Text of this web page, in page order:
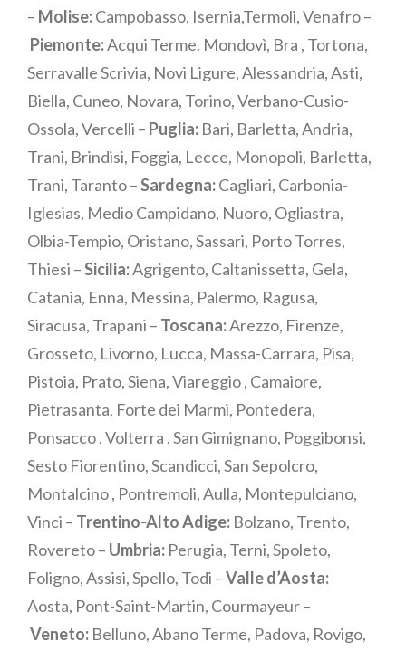
– Molise:Campobasso, Isernia,Termoli, Venafro –
Piemonte:Acqui Terme. Mondovì, Bra , Tortona,
Serravalle Scrivia, Novi Ligure, Alessandria, Asti,
Biella, Cuneo, Novara, Torino, Verbano-Cusio-
Ossola, Vercelli – Puglia: Bari, Barletta, Andria,
Trani, Brindisi, Foggia, Lecce, Monopoli, Barletta,
Trani, Taranto –Sardegna:Cagliari, Carbonia-
Iglesias, Medio Campidano, Nuoro, Ogliastra,
Olbia-Tempio, Oristano, Sassari, Porto Torres,
Thiesi –Sicilia:Agrigento, Caltanissetta, Gela,
Catania, Enna, Messina, Palermo, Ragusa,
Siracusa, Trapani – Toscana:Arezzo, Firenze,
Grosseto, Livorno, Lucca, Massa-Carrara, Pisa,
Pistoia, Prato, Siena, Viareggio , Camaiore,
Pietrasanta, Forte dei Marmi, Pontedera,
Ponsacco , Volterra , San Gimignano, Poggibonsi,
Sesto Fiorentino, Scandicci, San Sepolcro,
Montalcino , Pontremoli, Aulla, Montepulciano,
Vinci – Trentino-Alto Adige: Bolzano, Trento,
Rovereto – Umbria: Perugia, Terni, Spoleto,
Foligno, Assisi, Spello, Todi –Valle d’Aosta:
Aosta, Pont-Saint-Martin, Courmayeur –
Veneto: Belluno, Abano Terme, Padova, Rovigo,